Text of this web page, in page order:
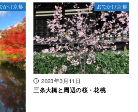
かけ京都 おでかけ京都
2023年3月11日
三条大橋と周辺の桜・花桃